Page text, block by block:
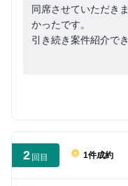
同席させていただき
かったです。
引き続き案件紹介で
2 回目 1件成約